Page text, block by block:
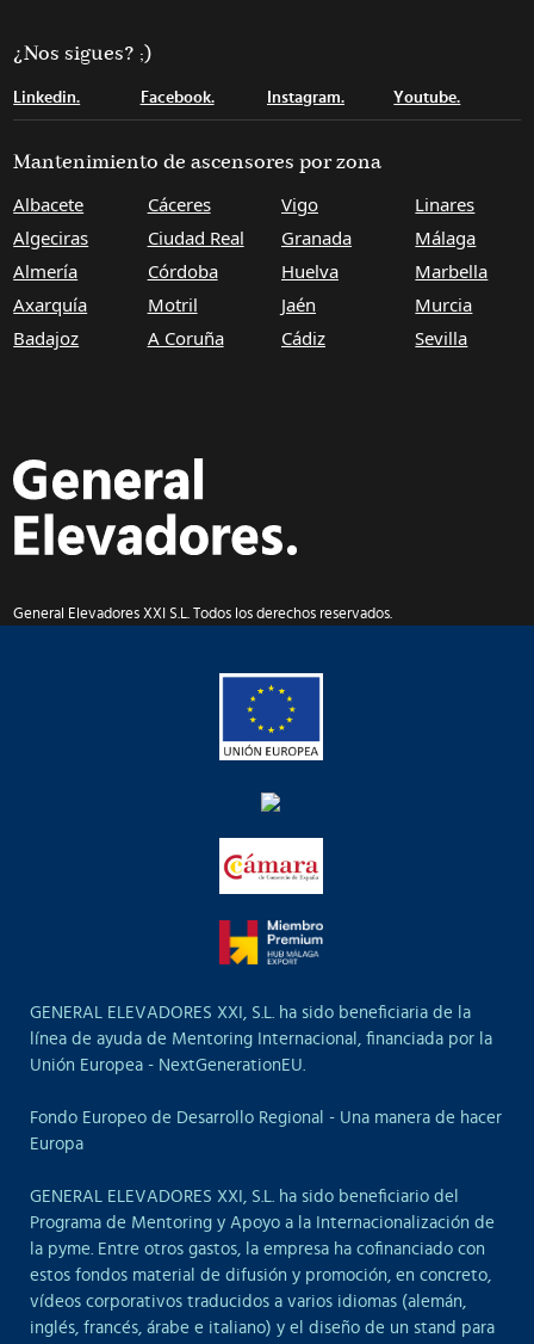
¿Nos sigues? ;)
Linkedin. Facebook. Instagram. Youtube.
Mantenimiento de ascensores por zona
Albacete
Algeciras
Almería
Axarquía
Badajoz
Cáceres
Ciudad Real
Córdoba
Motril
A Coruña
Vigo
Granada
Huelva
Jaén
Cádiz
Linares
Málaga
Marbella
Murcia
Sevilla
General Elevadores XXI S.L. Todos los derechos reservados.
GENERAL ELEVADORES XXI, S.L. ha sido beneficiaria de la
línea de ayuda de Mentoring Internacional, financiada por la
Unión Europea - NextGenerationEU.
Fondo Europeo de Desarrollo Regional - Una manera de hacer
Europa
GENERAL ELEVADORES XXI, S.L. ha sido beneficiario del
Programa de Mentoring y Apoyo a la Internacionalización de
la pyme. Entre otros gastos, la empresa ha cofinanciado con
estos fondos material de difusión y promoción, en concreto,
vídeos corporativos traducidos a varios idiomas (alemán,
inglés, francés, árabe e italiano) y el diseño de un stand para